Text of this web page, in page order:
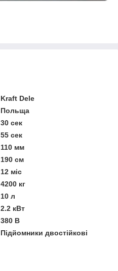
Kraft Dele
Польща
30 сек
55 сек
110 мм
190 см
12 міс
4200 кг
10 л
2.2 кВт
380 В
Підйомники двостійкові